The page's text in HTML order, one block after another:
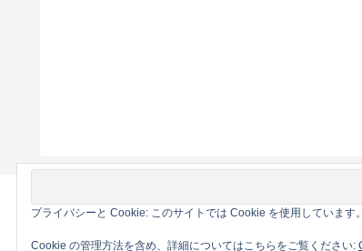
プライバシーと Cookie: このサイトでは Cookie を使用していま
Cookie の管理方法を含め、詳細についてはこちらをご覧ください: